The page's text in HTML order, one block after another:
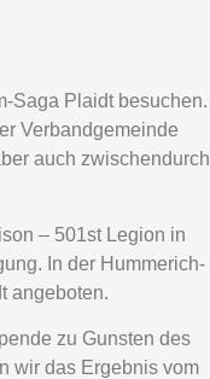
Saga Plaidt besuchen.
Verbandgemeinde
auch zwischendurch
– 501st Legion in
In der Hummerich-
angeboten.
zu Gunsten des
wir das Ergebnis vom